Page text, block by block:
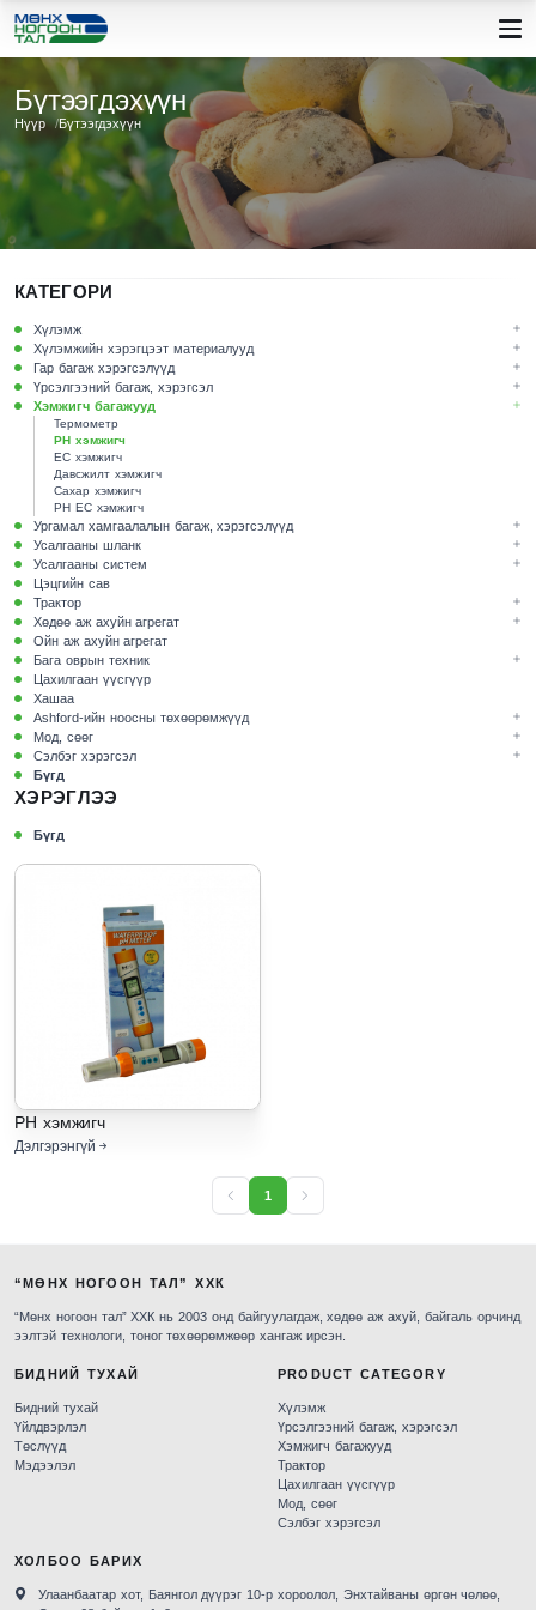
Бүтээгдэхүүн
Нүүр Бүтээгдэхүүн
КАТЕГОРИ
Хүлэмж
Хүлэмжийн хэрэгцээт материалууд
Гар багаж хэрэгсэлүүд
Үрсэлгээний багаж, хэрэгсэл
Хэмжигч багажууд
Термометр
PH хэмжигч
EC хэмжигч
Давсжилт хэмжигч
Сахар хэмжигч
PH EC хэмжигч
Ургамал хамгаалалын багаж, хэрэгсэлүүд
Усалгааны шланк
Усалгааны систем
Цэцгийн сав
Трактор
Хөдөө аж ахуйн агрегат
Ойн аж ахуйн агрегат
Бага оврын техник
Цахилгаан үүсгүүр
Хашаа
Ashford-ийн ноосны төхөөрөмжүүд
Мод, сөөг
Сэлбэг хэрэгсэл
Бүгд
ХЭРЭГЛЭЭ
Бүгд
PH хэмжигч
Дэлгэрэнгүй
1
“МӨНХ НОГООН ТАЛ” ХХК
“Мөнх ногоон тал” ХХК нь 2003 онд байгуулагдаж, хөдөө аж ахуй, байгаль орчинд
ээлтэй технологи, тоног төхөөрөмжөөр хангаж ирсэн.
БИДНИЙ ТУХАЙ
Бидний тухай
Үйлдвэрлэл
Төслүүд
Мэдээлэл
PRODUCT CATEGORY
Хүлэмж
Үрсэлгээний багаж, хэрэгсэл
Хэмжигч багажууд
Трактор
Цахилгаан үүсгүүр
Мод, сөөг
Сэлбэг хэрэгсэл
ХОЛБОО БАРИХ
Улаанбаатар хот, Баянгол дүүрэг 10-р хороолол, Энхтайваны өргөн чөлөө,